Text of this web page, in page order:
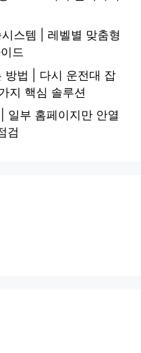
스템 | 레벨별 맞춤형
드
방법 | 다시 운전대 잡
지 핵심 솔루션
일부 홈페이지만 안열
검